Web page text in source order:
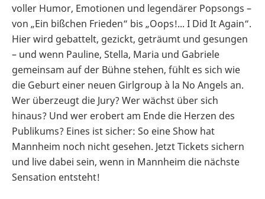
voller Humor, Emotionen und legendärer Popsongs –
von „Ein bißchen Frieden“ bis „Oops!... I Did It Again“.
Hier wird gebattelt, gezickt, geträumt und gesungen
– und wenn Pauline, Stella, Maria und Gabriele
gemeinsam auf der Bühne stehen, fühlt es sich wie
die Geburt einer neuen Girlgroup à la No Angels an.
Wer überzeugt die Jury? Wer wächst über sich
hinaus? Und wer erobert am Ende die Herzen des
Publikums? Eines ist sicher: So eine Show hat
Mannheim noch nicht gesehen. Jetzt Tickets sichern
und live dabei sein, wenn in Mannheim die nächste
Sensation entsteht!